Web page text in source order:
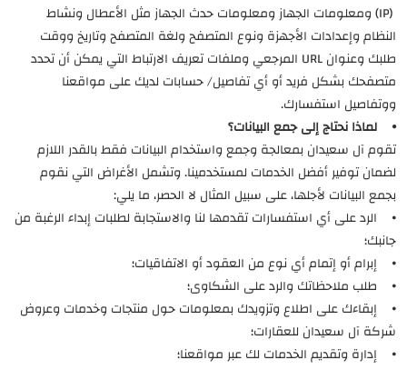
(IP) ومعلومات الجهاز ومعلومات حدث الجهاز مثل الأعطال ونشاط
النظام وإعدادات الأجهزة ونوع المتصفح ولغة المتصفح وتاريخ ووقت
طلبك وعنوان URL المرجعي وملفات تعريف الارتباط التي يمكن أن تحدد
متصفحك بشكل فريد أو أي تفاصيل/ حسابات لديك على مواقعنا
ووتفاصيل استفسارك.
⦁ لماذا نحتاج إلى جمع البيانات؟
تقوم آل سعيدان بمعالجة وجمع واستخدام البيانات فقط بالقدر اللازم
لضمان توفير أفضل الخدمات لمستخدمينا. وتشمل الأغراض التي نقوم
بجمع البيانات لأجلها، على سبيل المثال لا الحصر، ما يلي:
⦁ الرد على أي استفسارات تقدمها لنا والاستجابة لطلبات إبداء الرغبة من
جانبك؛
⦁ إبرام أو إتمام أي نوع من العقود أو الاتفاقيات؛
⦁ طلب ملاحظاتك والرد على الشكاوى؛
⦁ إبقاءك على اطلاع وتزويدك بمعلومات حول منتجات وخدمات وعروض
شركة آل سعيدان للعقارات؛
⦁ إدارة وتقديم الخدمات لك عبر مواقعنا؛